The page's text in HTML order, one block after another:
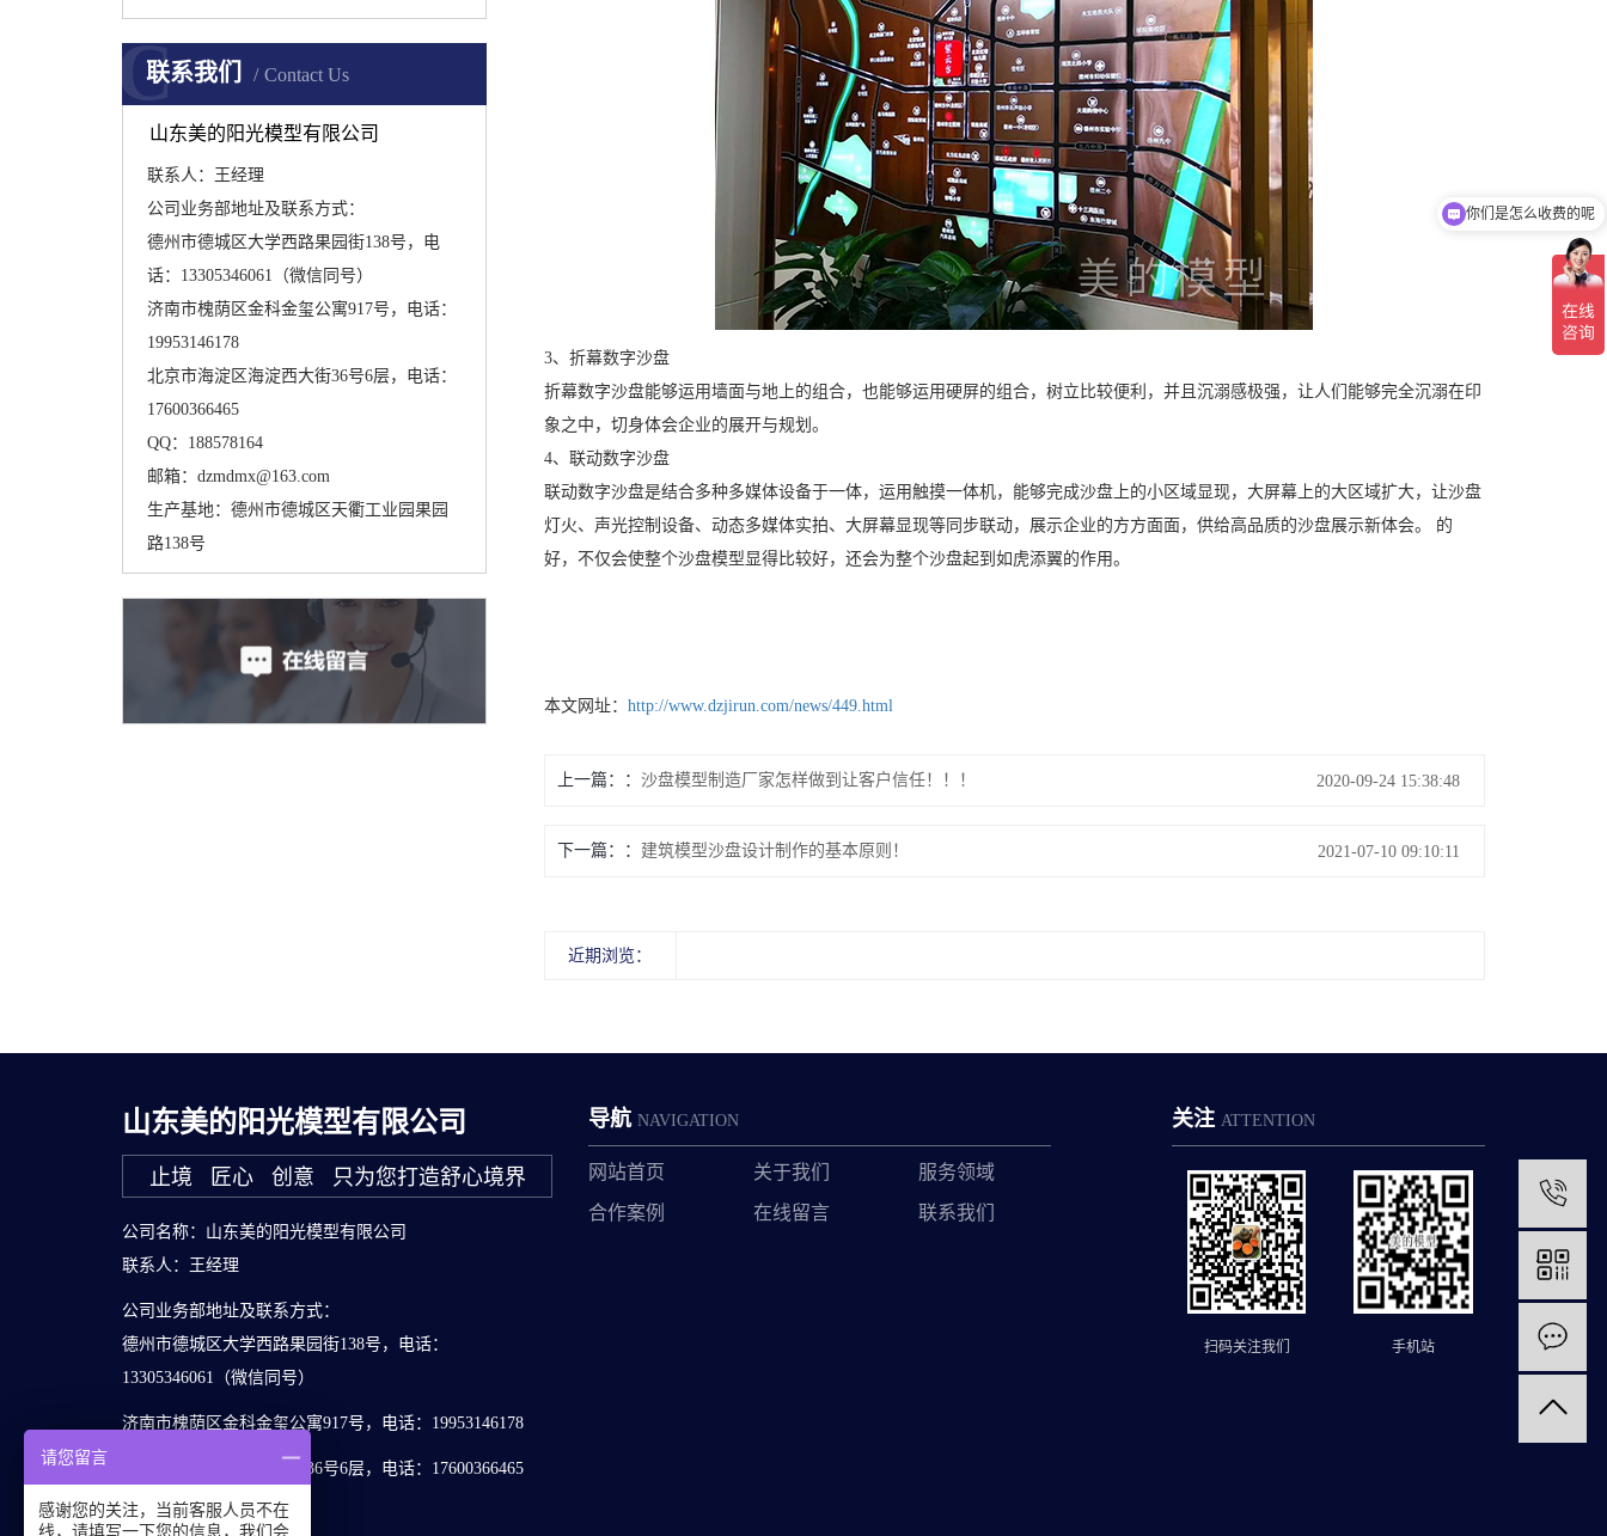
联系我们 Contact Us
C
山东美的阳光模型有限公司
联系人：王经理
公司业务部地址及联系方式：
德州市德城区大学西路果园街138号，电
话：13305346061（微信同号）
济南市槐荫区金科金玺公寓917号，电话：
19953146178
北京市海淀区海淀西大街36号6层，电话：
17600366465
QQ：188578164
邮箱：dzmdmx@163.com
生产基地：德州市德城区天衢工业园果园
路138号
3、折幕数字沙盘
折幕数字沙盘能够运用墙面与地上的组合，也能够运用硬屏的组合，树立比较便利，并且沉溺感极强，让人们能够完全沉溺在印
象之中，切身体会企业的展开与规划。
4、联动数字沙盘
联动数字沙盘是结合多种多媒体设备于一体，运用触摸一体机，能够完成沙盘上的小区域显现，大屏幕上的大区域扩大，让沙盘
灯火、声光控制设备、动态多媒体实拍、大屏幕显现等同步联动，展示企业的方方面面，供给高品质的沙盘展示新体会。 的
好，不仅会使整个沙盘模型显得比较好，还会为整个沙盘起到如虎添翼的作用。
本文网址： http://www.dzjirun.com/news/449.html
上一篇： 沙盘模型制造厂家怎样做到让客户信任！！！ 2020-09-24 15:38:48
下一篇： 建筑模型沙盘设计制作的基本原则！ 2021-07-10 09:10:11
近期浏览：
山东美的阳光模型有限公司
止境 匠心 创意 只为您打造舒心境界
公司名称：山东美的阳光模型有限公司
联系人：王经理
公司业务部地址及联系方式：
德州市德城区大学西路果园街138号，电话：
13305346061（微信同号）
济南市槐荫区金科金玺公寓917号，电话：19953146178
北京市海淀区海淀西大街36号6层，电话：17600366465
QQ：188578164
导航 NAVIGATION
网站首页 关于我们
服务领域
合作案例
在线留言 联系我们
关注 ATTENTION
扫码关注我们 手机站
你们是怎么收费的呢
请您留言
感谢您的关注，当前客服人员不在
线，请填写一下您的信息，我们会